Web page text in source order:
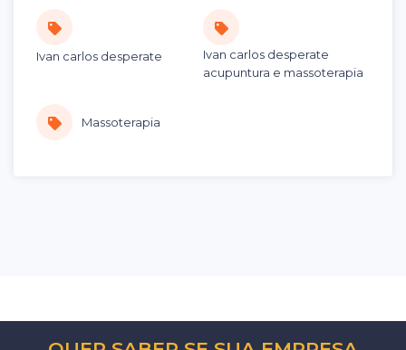
Ivan carlos desperate
Ivan carlos desperate
acupuntura e massoterapia
Massoterapia